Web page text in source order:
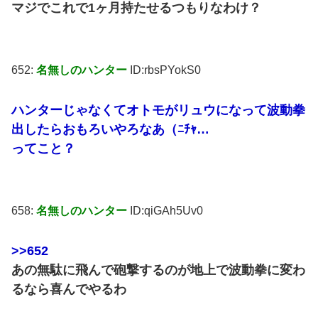
マジでこれで1ヶ月持たせるつもりなわけ？
652: 名無しのハンター ID:rbsPYokS0
ハンターじゃなくてオトモがリュウになって波動拳
出したらおもろいやろなあ（ﾆﾁｬ…
ってこと？
658: 名無しのハンター ID:qiGAh5Uv0
>>652
あの無駄に飛んで砲撃するのが地上で波動拳に変わ
るなら喜んでやるわ